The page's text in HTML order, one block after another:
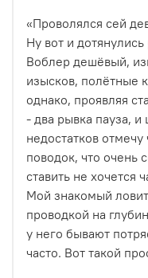
«Проволялся сей
Ну вот и
Воблер дешёвый,
изысков, полётные
однако, проявляя
- два рывка пауза,
недостатков
поводок, что очень
ставить не хочется
Мой знакомый
проводкой на
у него бывают
часто. Вот такой